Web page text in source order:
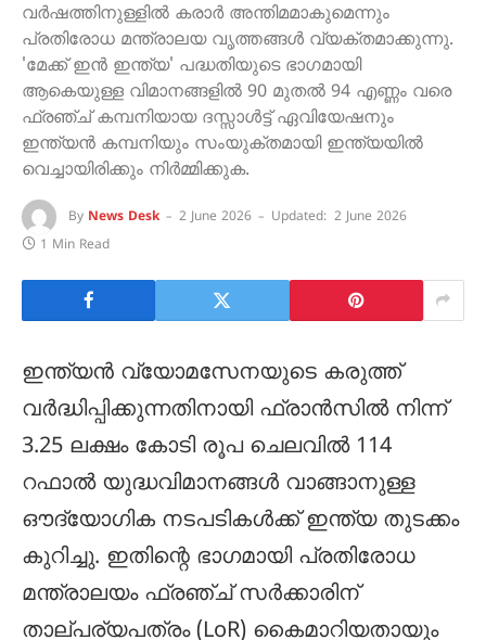
വർഷത്തിനുള്ളിൽ കരാർ അന്തിമമാകുമെന്നും
പ്രതിരോധ മന്ത്രാലയ വൃത്തങ്ങൾ വ്യക്തമാക്കുന്നു.
'മേക്ക് ഇൻ ഇന്ത്യ' പദ്ധതിയുടെ ഭാഗമായി
ആകെയുള്ള വിമാനങ്ങളിൽ 90 മുതൽ 94 എണ്ണം വരെ
ഫ്രഞ്ച് കമ്പനിയായ ദസ്സാൾട്ട് ഏവിയേഷനും
ഇന്ത്യൻ കമ്പനിയും സംയുക്തമായി ഇന്ത്യയിൽ
വെച്ചായിരിക്കും നിർമ്മിക്കുക.
By News Desk 2 June 2026 Updated: 2 June 2026
1 Min Read
ഇന്ത്യൻ വ്യോമസേനയുടെ കരുത്ത്
വർദ്ധിപ്പിക്കുന്നതിനായി ഫ്രാൻസിൽ നിന്ന്
3.25 ലക്ഷം കോടി രൂപ ചെലവിൽ 114
റഫാൽ യുദ്ധവിമാനങ്ങൾ വാങ്ങാനുള്ള
ഔദ്യോഗിക നടപടികൾക്ക് ഇന്ത്യ തുടക്കം
കുറിച്ചു. ഇതിന്റെ ഭാഗമായി പ്രതിരോധ
മന്ത്രാലയം ഫ്രഞ്ച് സർക്കാരിന്
താല്പര്യപത്രം (LoR) കൈമാറിയതായും